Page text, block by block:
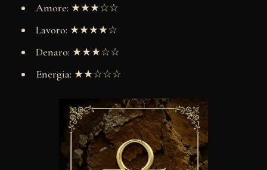
Amore: ★★★☆☆
Lavoro: ★★★★☆
Denaro: ★★★☆☆
Energia: ★★☆☆☆